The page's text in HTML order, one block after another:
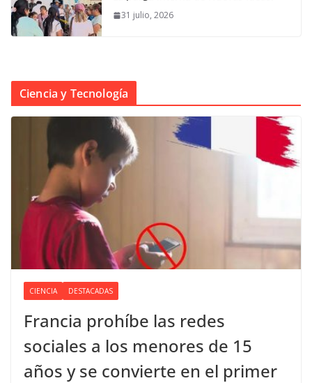
31 julio, 2026
Ciencia y Tecnología
CIENCIA DESTACADAS
Francia prohíbe las redes
sociales a los menores de 15
años y se convierte en el primer